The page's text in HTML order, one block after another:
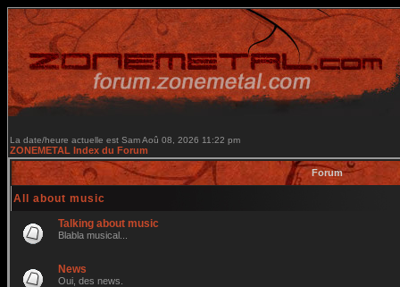
La date/heure actuelle est Sam Aoû 08, 2026 11:22 pm
ZONEMETAL Index du Forum
Forum
All about music
Talking about music
Blabla musical...
News
Oui, des news.